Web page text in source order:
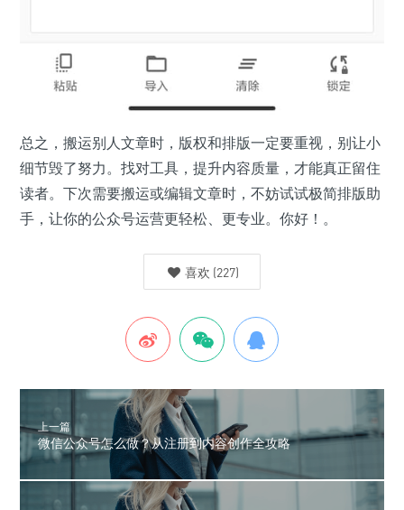
总之，搬运别人文章时，版权和排版一定要重视，别让小
细节毁了努力。找对工具，提升内容质量，才能真正留住
读者。下次需要搬运或编辑文章时，不妨试试极简排版助
手，让你的公众号运营更轻松、更专业。你好！。
喜欢 (227)
上一篇
微信公众号怎么做？从注册到内容创作全攻略